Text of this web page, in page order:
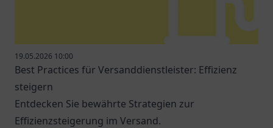
19.05.2026 10:00
Best Practices für Versanddienstleister: Effizienz
steigern
Entdecken Sie bewährte Strategien zur
Effizienzsteigerung im Versand.